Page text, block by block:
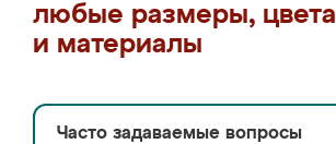
любые размеры, цвета
и материалы
Часто задаваемые вопросы